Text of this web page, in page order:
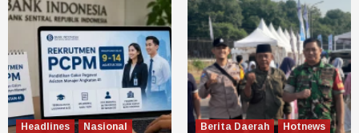
Headlines
Nasional
Berita Daerah
Hotnews